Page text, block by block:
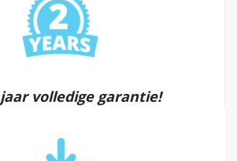
volledige garantie!